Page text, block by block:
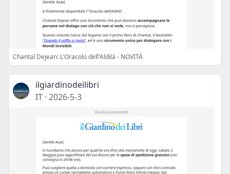
Chantal Dejean: L'Oracolo dell'Aldilà - NOVITÀ
ilgiardinodeilibri
IT · 2026-5-3